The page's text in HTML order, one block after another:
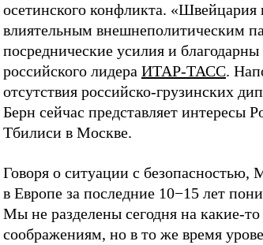
осетинского конфликта. «Швейцария
влиятельным внешнеполитическим
посреднические усилия и благодарны
российского лидера ИТАР-ТАСС.
отсутствия российско-грузинских
Берн сейчас представляет интересы
Тбилиси в Москве.
Говоря о ситуации с безопасностью,
в Европе за последние 10−15 лет
Мы не разделены сегодня на какие-
соображениям, но в то же время